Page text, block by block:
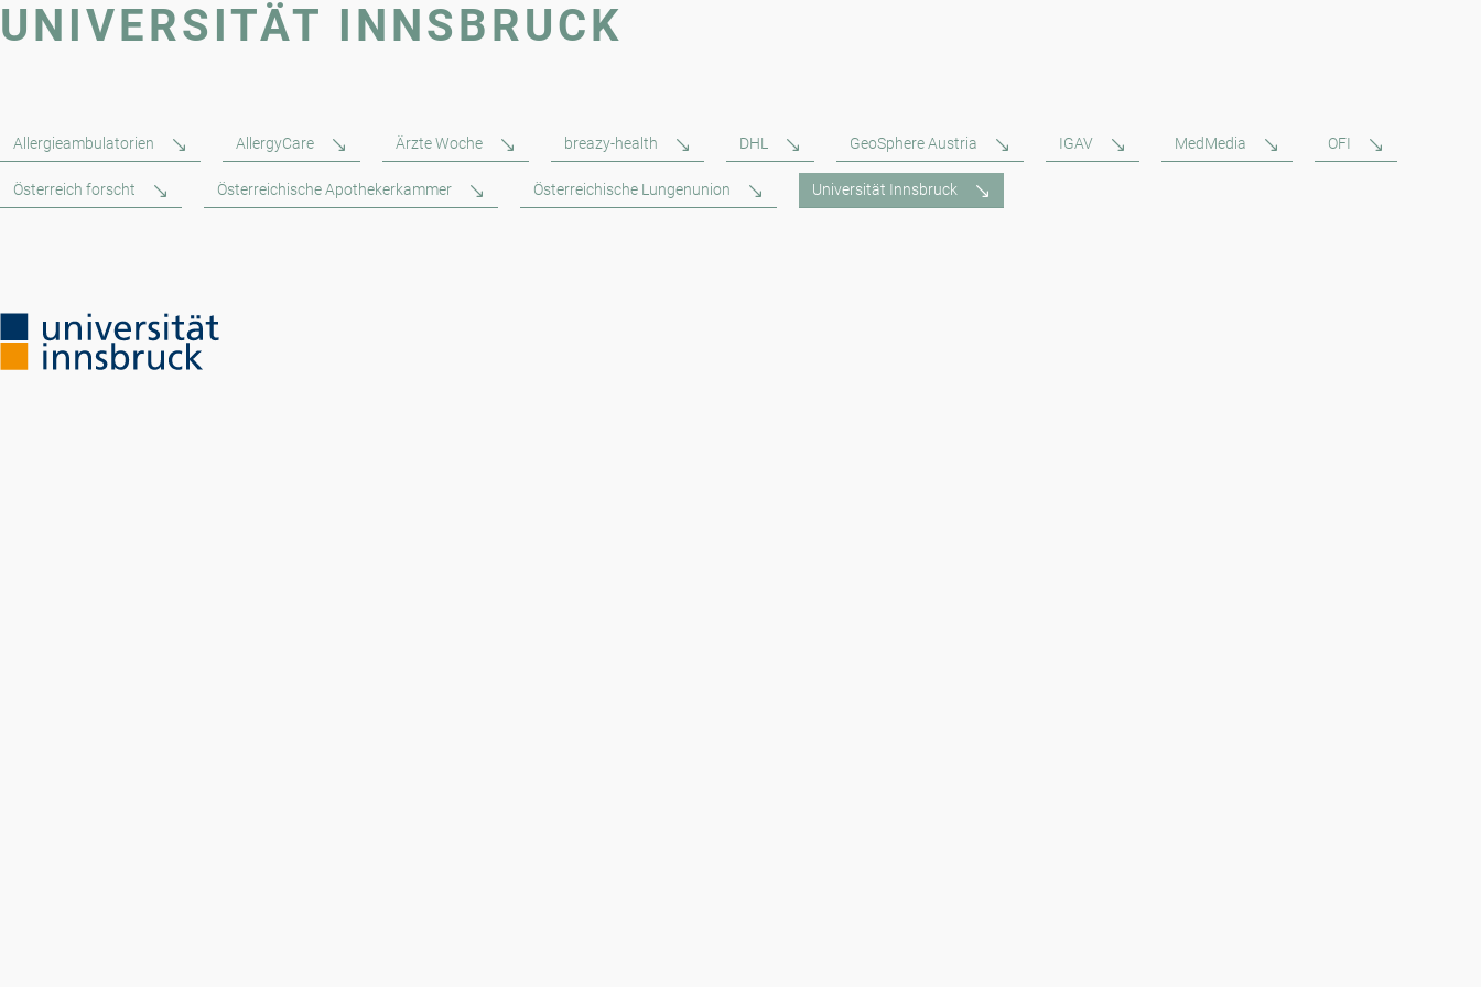
UNIVERSITÄT INNSBRUCK
Allergieambulatorien AllergyCare Ärzte Woche breazy-health DHL GeoSphere Austria IGAV MedMedia OFI
Österreich forscht Österreichische Apothekerkammer Österreichische Lungenunion Universität Innsbruck